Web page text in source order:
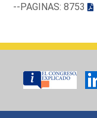
--PAGINAS: 8753